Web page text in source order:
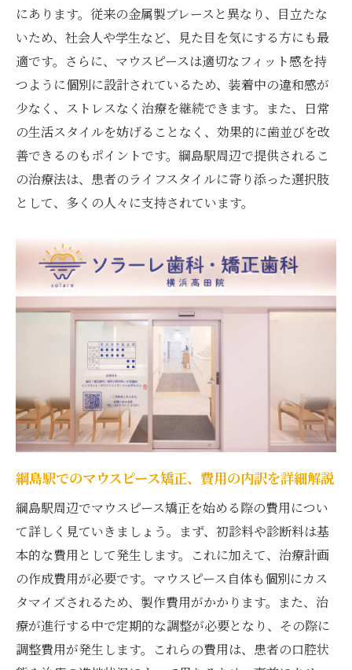
費用対効果を重視した綱島駅での矯正プラ
ン
綱島駅での矯正治療、費用の見極めポイン
ト
満足度の高い綱島駅のマウスピース矯正
綱島駅での矯正、費用に対する価値の検討
長期的に見た綱島駅での矯正効果とコスト
歯並び改善はマウスピース矯正で！綱島駅での
綱島駅での矯正治療、マウスピースの費用
比較
クリニックごとのマウスピース矯正費用を
チェック
綱島駅周辺の矯正費用を比較して賢く選択
マウスピース矯正の費用、綱島駅での選択
肢
綱島駅での矯正治療、コスト面の注目ポイ
ント
費用を抑えた綱島駅での矯正選び
マウスピース矯正の費用を賢く抑える綱島駅で
の選択肢
綱島駅での矯正費用、賢く節約する方法
成功事例から学ぶ、綱島駅での費用対策
綱島駅での矯正治療、費用を抑えるポイン
ト
費用削減のコツ、綱島駅でのマウスピース
にあります。従来の金属製ブレースと異なり、目立たな
いため、社会人や学生など、見た目を気にする方にも最
適です。さらに、マウスピースは適切なフィット感を持
つように個別に設計されているため、装着中の違和感が
少なく、ストレスなく治療を継続できます。また、日常
の生活スタイルを妨げることなく、効果的に歯並びを改
善できるのもポイントです。綱島駅周辺で提供されるこ
の治療法は、患者のライフスタイルに寄り添った選択肢
として、多くの人々に支持されています。
綱島駅でのマウスピース矯正、費用の内訳を詳細解説
綱島駅周辺でマウスピース矯正を始める際の費用につい
て詳しく見ていきましょう。まず、初診料や診断料は基
本的な費用として発生します。これに加えて、治療計画
の作成費用が必要です。マウスピース自体も個別にカス
タマイズされるため、製作費用がかかります。また、治
療が進行する中で定期的な調整が必要となり、その際に
調整費用が発生します。これらの費用は、患者の口腔状